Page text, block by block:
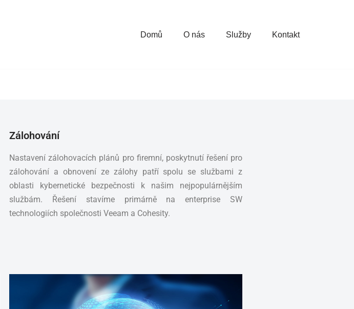
Domů O nás Služby Kontakt
Zálohování
Nastavení zálohovacích plánů pro firemní, poskytnutí řešení pro
zálohování a obnovení ze zálohy patří spolu se službami z
oblasti kybernetické bezpečnosti k našim nejpopulárnějším
službám. Řešení stavíme primárně na enterprise SW
technologiích společnosti Veeam a Cohesity.